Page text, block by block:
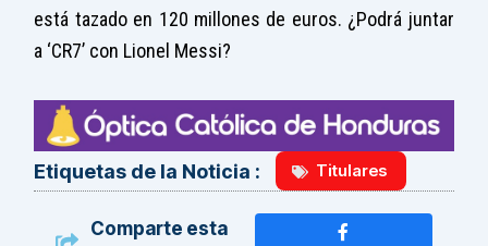
está tazado en 120 millones de euros. ¿Podrá juntar
a ‘CR7’ con Lionel Messi?
Etiquetas de la Noticia : Titulares
Comparte esta